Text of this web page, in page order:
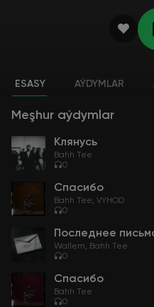
ESASY AÝDYMLAR
Meşhur aýdymlar
Клянусь
Bahh Tee
0
Спасибо
Bahh Tee VYHOD
0
Последнее
Wallem
Bahh Tee
0
Спасибо
Bahh Tee
0